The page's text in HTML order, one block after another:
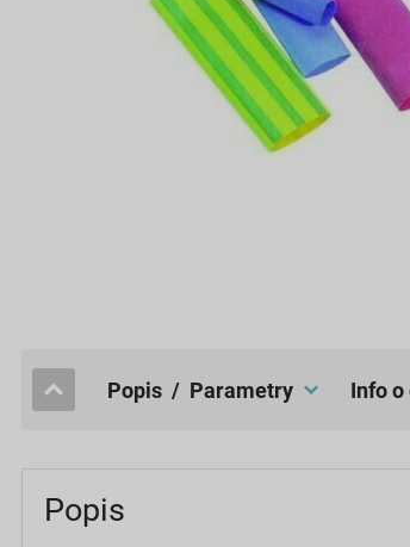
popis / Parametry Info
Popis